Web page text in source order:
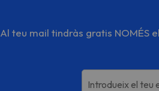
Al teu mail tindràs gratis NOMÉS
Introdueix el teu